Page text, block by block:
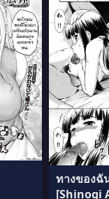
ทางของฉั
[Shinogi